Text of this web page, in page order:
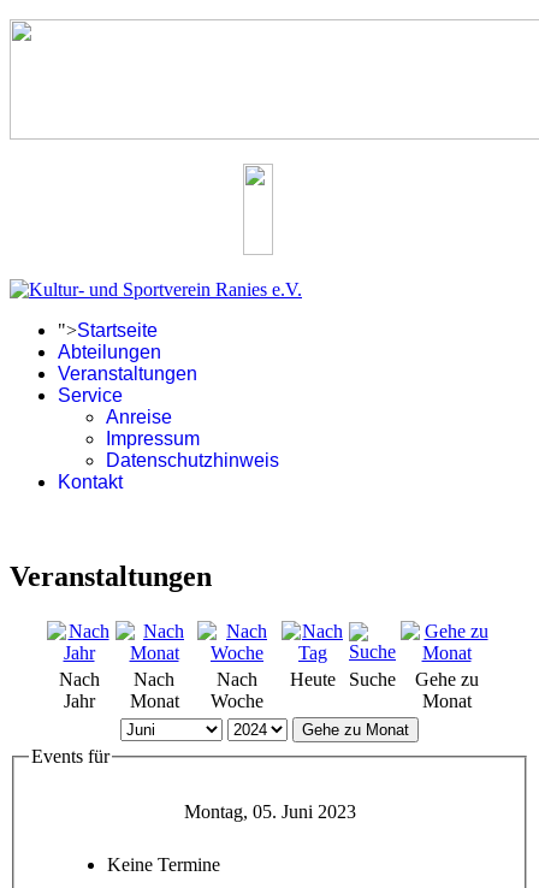
">Startseite
Abteilungen
Veranstaltungen
Service
Anreise
Impressum
Datenschutzhinweis
Kontakt
Veranstaltungen
Nach
Jahr
Nach
Monat
Nach
Woche
Heute Suche
Gehe zu
Monat
Gehe zu Monat
Events für
Montag, 05. Juni 2023
Keine Termine